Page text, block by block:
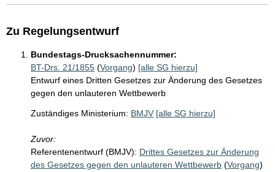
Zu Regelungsentwurf
Bundestags-Drucksachennummer:
BT-Drs. 21/1855 (Vorgang) [alle SG hierzu]
Entwurf eines Dritten Gesetzes zur Änderung des Gesetzes
gegen den unlauteren Wettbewerb
Zuständiges Ministerium: BMJV [alle SG hierzu]
Zuvor:
Referentenentwurf (BMJV): Drittes Gesetzes zur Änderung
des Gesetzes gegen den unlauteren Wettbewerb (Vorgang)